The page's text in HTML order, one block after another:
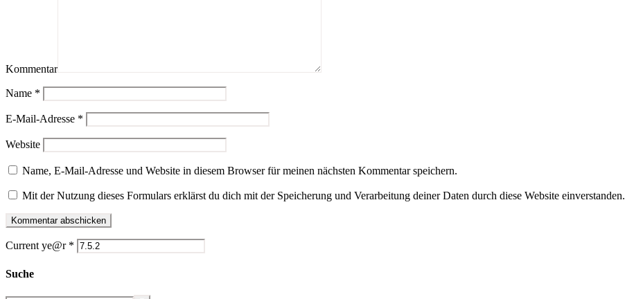
Kommentar
Name *
E-Mail-Adresse *
Website
Name, E-Mail-Adresse und Website in diesem Browser für meinen nächsten Kommentar speichern.
Mit der Nutzung dieses Formulars erklärst du dich mit der Speicherung und Verarbeitung deiner Daten durch diese Website einverstanden.
Current ye@r *
Suche